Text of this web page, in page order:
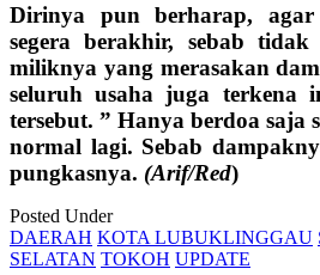
Dirinya pun berharap,
segera berakhir, sebab
miliknya yang merasakan
seluruh usaha juga terkena
tersebut. ” Hanya berdoa saja
normal lagi. Sebab
pungkasnya. (Arif/Red)
Posted Under
DAERAH KOTA LUBUKLINGGAU
SELATAN TOKOH UPDATE